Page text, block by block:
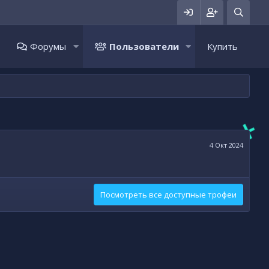
Форумы Пользователи Купить
4 Окт 2024
Посмотреть все доступные трофеи